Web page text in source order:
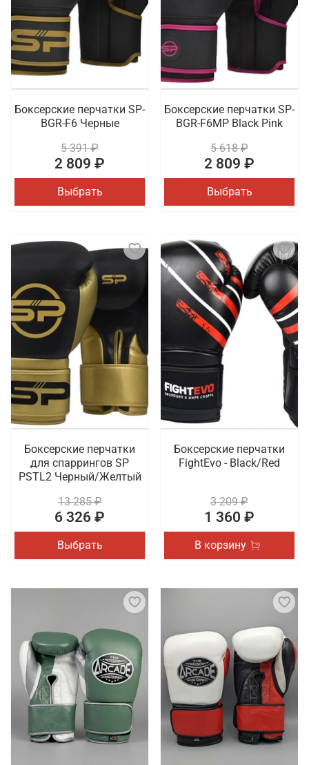
Боксерские перчатки SP-
BGR-F6 Черные
5 391 ₽
2 809 ₽
Выбрать
Боксерские перчатки SP-
BGR-F6MP Black Pink
5 618 ₽
2 809 ₽
Выбрать
Боксерские перчатки
для спаррингов SP
PSTL2 Черный/Желтый
13 285 ₽
6 326 ₽
Выбрать
Боксерские перчатки
FightEvo - Black/Red
3 209 ₽
1 360 ₽
В корзину